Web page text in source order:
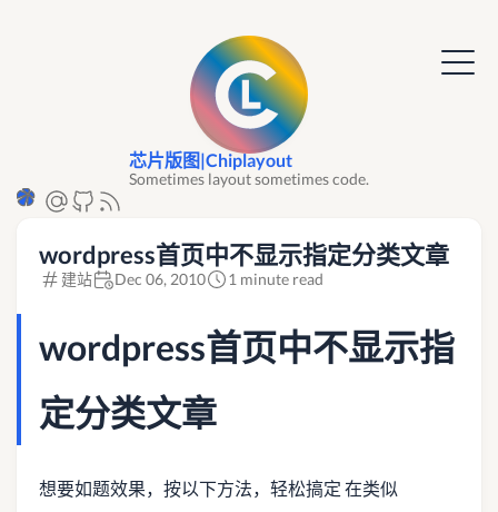
芯片版图|Chiplayout
Sometimes layout sometimes code.
wordpress首页中不显示指定分类文章
建站 Dec 06, 2010 1 minute read
wordpress首页中不显示指
定分类文章
想要如题效果，按以下方法，轻松搞定 在类似